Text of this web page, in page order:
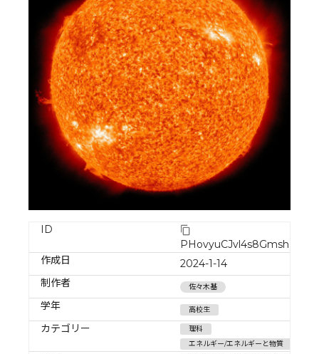
ID
PHovyuCJvl4s8GmshR8H
作成日
2024-1-14
制作者
佐々木基
学年 高校生
カテゴリー
理科
エネルギー/エネルギーと物質